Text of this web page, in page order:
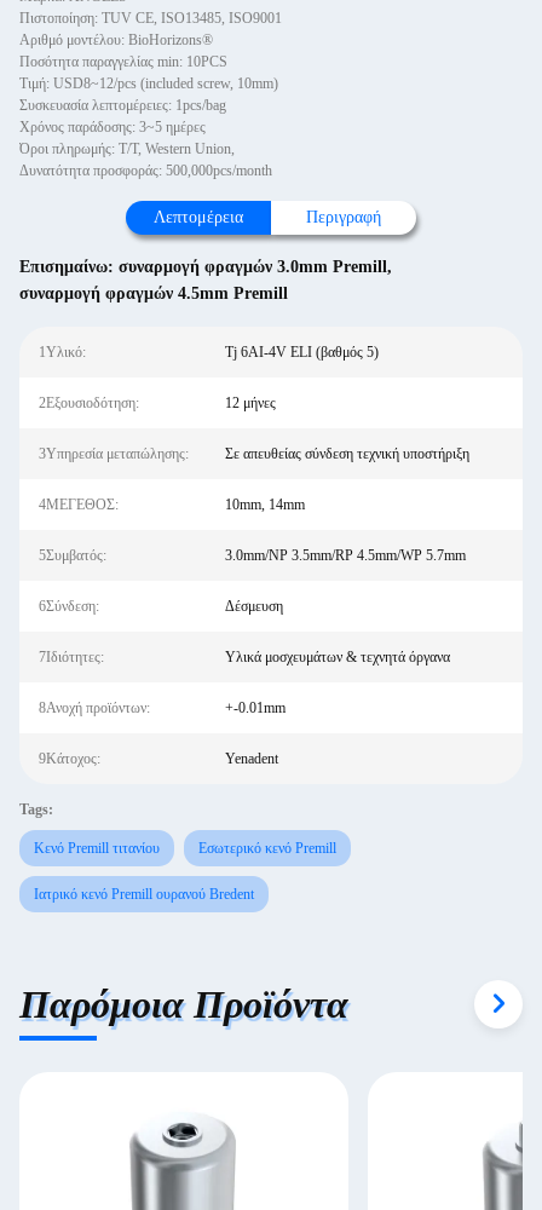
Πιστοποίηση: TUV CE, ISO13485, ISO9001
Αριθμό μοντέλου: BioHorizons®
Ποσότητα παραγγελίας min: 10PCS
Τιμή: USD8~12/pcs (included screw, 10mm)
Συσκευασία λεπτομέρειες: 1pcs/bag
Χρόνος παράδοσης: 3~5 ημέρες
Όροι πληρωμής: T/T, Western Union,
Δυνατότητα προσφοράς: 500,000pcs/month
Λεπτομέρεια Περιγραφή
Επισημαίνω: συναρμογή φραγμών 3.0mm Premill,
συναρμογή φραγμών 4.5mm Premill
1Υλικό: Tj 6AI-4V ELI (βαθμός 5)
2Εξουσιοδότηση: 12 μήνες
3Υπηρεσία μεταπώλησης: Σε απευθείας σύνδεση τεχνική υποστήριξη
4ΜΕΓΕΘΟΣ: 10mm, 14mm
5Συμβατός: 3.0mm/NP 3.5mm/RP 4.5mm/WP 5.7mm
6Σύνδεση: Δέσμευση
7Ιδιότητες: Υλικά μοσχευμάτων & τεχνητά όργανα
8Ανοχή προϊόντων: +-0.01mm
9Κάτοχος: Yenadent
Tags:
Κενό Premill τιτανίου Εσωτερικό κενό Premill
Ιατρικό κενό Premill ουρανού Bredent
Παρόμοια Προϊόντα